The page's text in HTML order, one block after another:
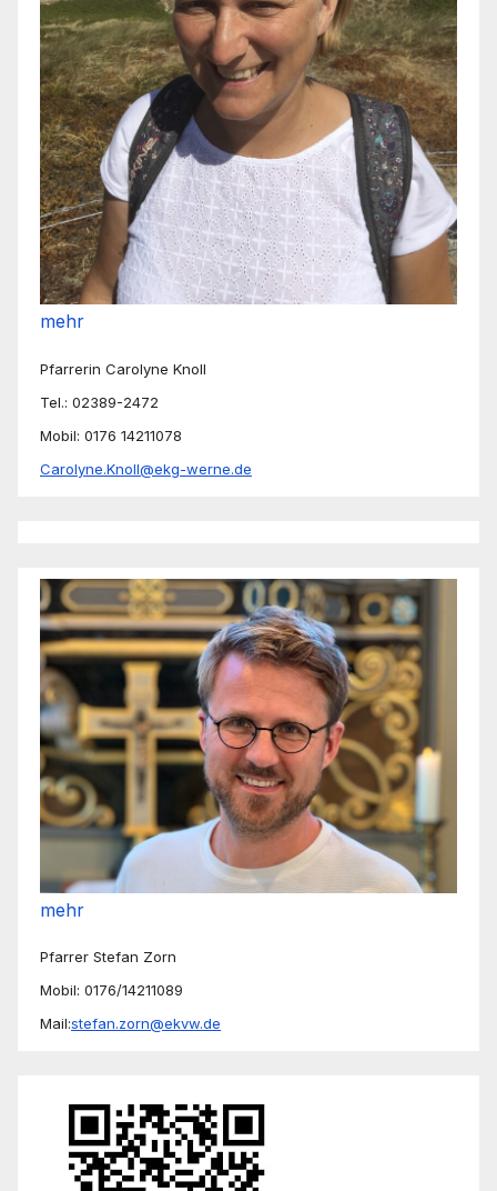
mehr
Pfarrerin Carolyne Knoll
Tel.: 02389-2472
Mobil: 0176 14211078
Carolyne.Knoll@ekg-werne.de
mehr
Pfarrer Stefan Zorn
Mobil: 0176/14211089
Mail:stefan.zorn@ekvw.de